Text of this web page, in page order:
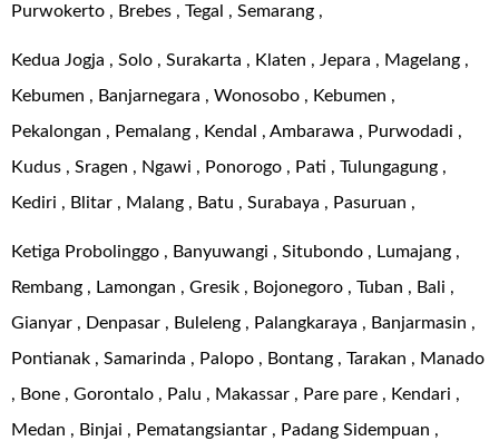
Purwokerto , Brebes , Tegal , Semarang ,
Kedua Jogja , Solo , Surakarta , Klaten , Jepara , Magelang ,
Kebumen , Banjarnegara , Wonosobo , Kebumen ,
Pekalongan , Pemalang , Kendal , Ambarawa , Purwodadi ,
Kudus , Sragen , Ngawi , Ponorogo , Pati , Tulungagung ,
Kediri , Blitar , Malang , Batu , Surabaya , Pasuruan ,
Ketiga Probolinggo , Banyuwangi , Situbondo , Lumajang ,
Rembang , Lamongan , Gresik , Bojonegoro , Tuban , Bali ,
Gianyar , Denpasar , Buleleng , Palangkaraya , Banjarmasin ,
Pontianak , Samarinda , Palopo , Bontang , Tarakan , Manado
, Bone , Gorontalo , Palu , Makassar , Pare pare , Kendari ,
Medan , Binjai , Pematangsiantar , Padang Sidempuan ,